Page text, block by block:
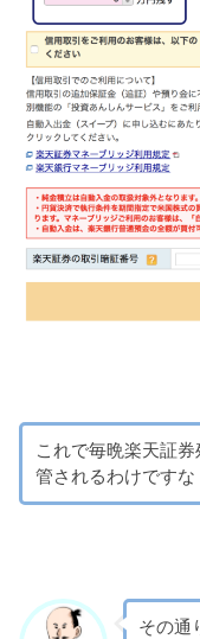
これで毎晩楽天証
管されるわけですな
その通